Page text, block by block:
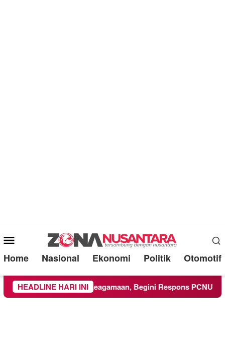
Mobile
Menu
Home Nasional Ekonomi Politik Otomotif
HEADLINE HARI INI
Kegiatan Keagamaan, Begini Respons PCNU dan Kampus